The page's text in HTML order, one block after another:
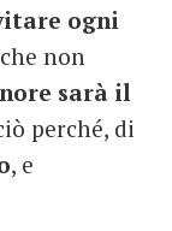
ogni
non
sarà il
perché, di
, e